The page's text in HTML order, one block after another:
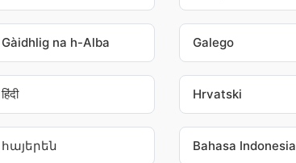
Gàidhlig na h-Alba Galego
हिंदी Hrvatski
հայերեն Bahasa Indonesia